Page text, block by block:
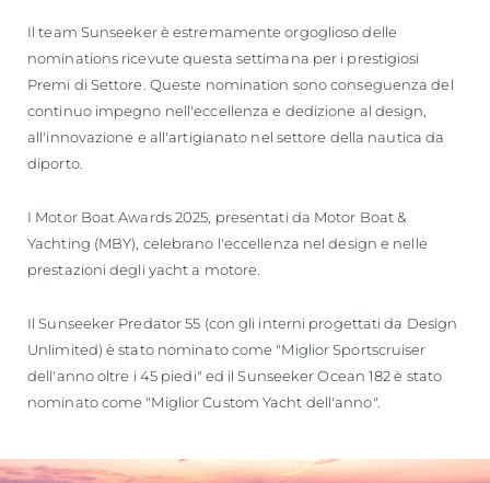
Il team Sunseeker è estremamente orgoglioso delle
nominations ricevute questa settimana per i prestigiosi
Premi di Settore. Queste nomination sono conseguenza del
continuo impegno nell'eccellenza e dedizione al design,
all'innovazione e all'artigianato nel settore della nautica da
diporto.
I Motor Boat Awards 2025, presentati da Motor Boat &
Yachting (MBY), celebrano l'eccellenza nel design e nelle
prestazioni degli yacht a motore.
Il Sunseeker Predator 55 (con gli interni progettati da Design
Unlimited) è stato nominato come "Miglior Sportscruiser
dell'anno oltre i 45 piedi" ed il Sunseeker Ocean 182 è stato
nominato come "Miglior Custom Yacht dell'anno".